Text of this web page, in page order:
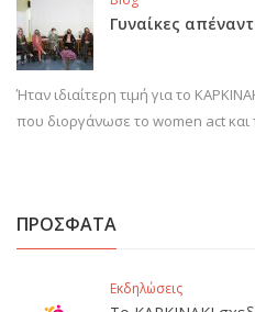
Γυναίκες
Ήταν ιδιαίτερη τιμή για το
που διοργάνωσε το women act
ΠΡΟΣΦΑΤΑ
Εκδηλώσεις